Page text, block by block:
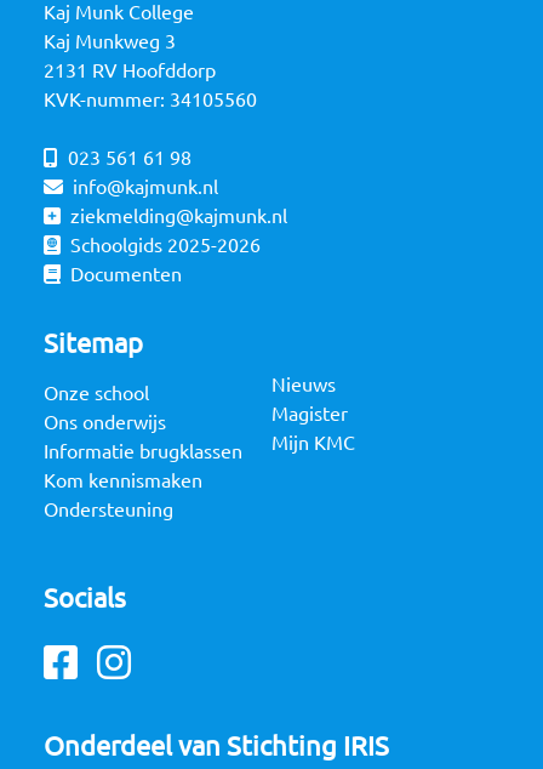
Kaj Munk College
Kaj Munkweg 3
2131 RV Hoofddorp
KVK-nummer: 34105560
023 561 61 98
info@kajmunk.nl
ziekmelding@kajmunk.nl
Schoolgids 2025-2026
Documenten
Sitemap
Onze school
Ons onderwijs
Informatie brugklassen
Kom kennismaken
Ondersteuning
Nieuws
Magister
Mijn KMC
Socials
Facebook
Instagram
Onderdeel van Stichting IRIS